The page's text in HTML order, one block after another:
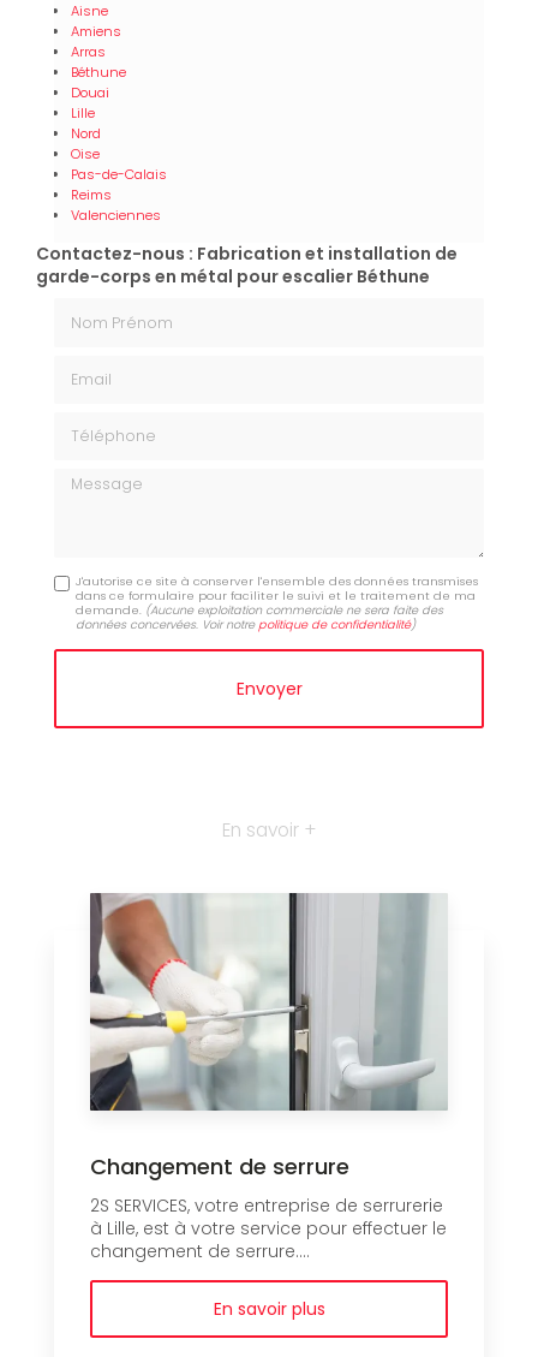
Aisne
Amiens
Arras
Béthune
Douai
Lille
Nord
Oise
Pas-de-Calais
Reims
Valenciennes
Contactez-nous : Fabrication et installation de
garde-corps en métal pour escalier Béthune
Message
J'autorise ce site à conserver l'ensemble des données transmises
dans ce formulaire pour faciliter le suivi et le traitement de ma
demande. (Aucune exploitation commerciale ne sera faite des
données concervées. Voir notrepolitique de confidentialité)
En savoir +
Changement de serrure
2S SERVICES, votre entreprise de serrurerie
à Lille, est à votre service pour effectuer le
changement de serrure....
En savoir plus